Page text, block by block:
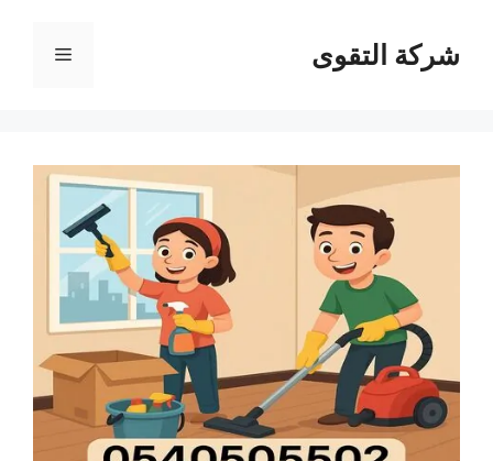
المحتوىشركة التقوى القائمة